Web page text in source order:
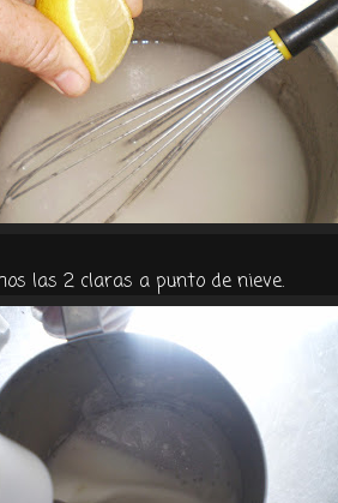
las 2 claras a punto de nieve.